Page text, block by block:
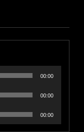
00:00
00:00
00:00